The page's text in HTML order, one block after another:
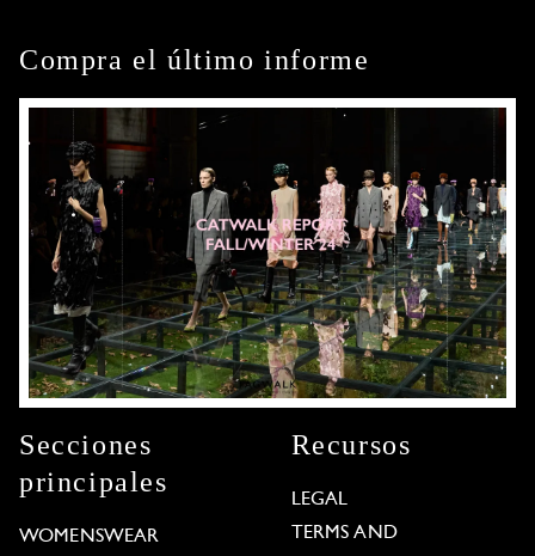
Compra el último informe
Secciones
principales
WOMENSWEAR
Recursos
LEGAL
TERMS AND